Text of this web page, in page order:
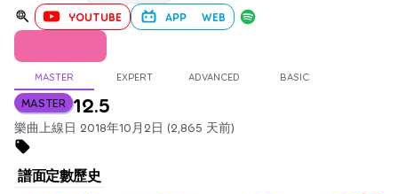
YOUTUBE APP WEB
MASTER EXPERT ADVANCED BASIC
MASTER 12.5
樂曲上線日 2018年10月2日 (2,865 天前)
譜面定數歷史